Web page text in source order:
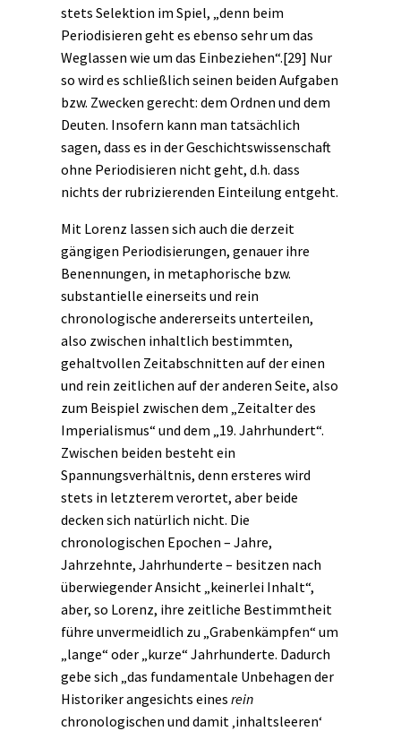
stets Selektion im Spiel, „denn beim
Periodisieren geht es ebenso sehr um das
Weglassen wie um das Einbeziehen“.[29] Nur
so wird es schließlich seinen beiden Aufgaben
bzw. Zwecken gerecht: dem Ordnen und dem
Deuten. Insofern kann man tatsächlich
sagen, dass es in der Geschichtswissenschaft
ohne Periodisieren nicht geht, d.h. dass
nichts der rubrizierenden Einteilung entgeht.
Mit Lorenz lassen sich auch die derzeit
gängigen Periodisierungen, genauer ihre
Benennungen, in metaphorische bzw.
substantielle einerseits und rein
chronologische andererseits unterteilen,
also zwischen inhaltlich bestimmten,
gehaltvollen Zeitabschnitten auf der einen
und rein zeitlichen auf der anderen Seite, also
zum Beispiel zwischen dem „Zeitalter des
Imperialismus“ und dem „19. Jahrhundert“.
Zwischen beiden besteht ein
Spannungsverhältnis, denn ersteres wird
stets in letzterem verortet, aber beide
decken sich natürlich nicht. Die
chronologischen Epochen – Jahre,
Jahrzehnte, Jahrhunderte – besitzen nach
überwiegender Ansicht „keinerlei Inhalt“,
aber, so Lorenz, ihre zeitliche Bestimmtheit
führe unvermeidlich zu „Grabenkämpfen“ um
„lange“ oder „kurze“ Jahrhunderte. Dadurch
gebe sich „das fundamentale Unbehagen der
Historiker angesichts eines rein
chronologischen und damit ‚inhaltsleeren‘